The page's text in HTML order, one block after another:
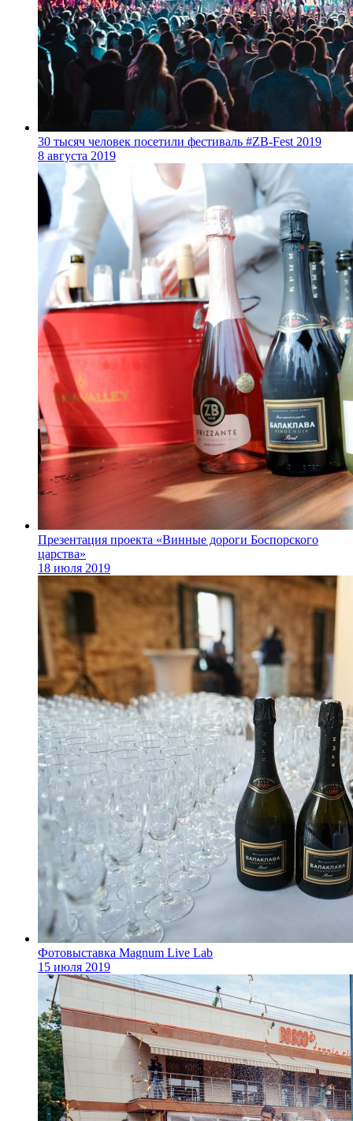
30 тысяч человек посетили фестиваль #ZB-Fest 2019
8 августа 2019
Презентация проекта «Винные дороги Боспорского
царства»
18 июля 2019
Фотовыставка Magnum Live Lab
15 июля 2019